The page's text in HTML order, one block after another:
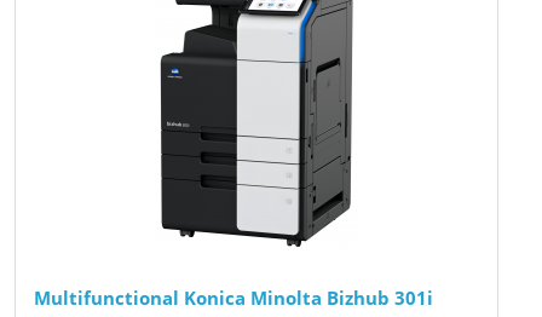
Multifunctional Konica Minolta Bizhub 301i